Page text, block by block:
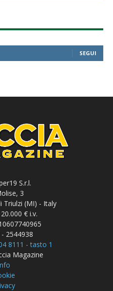
SEGUI
S.r.l.
3
Triulzi (MI) - Italy
€ i.v.
- 2544938
8111 - tasto 1
Magazine